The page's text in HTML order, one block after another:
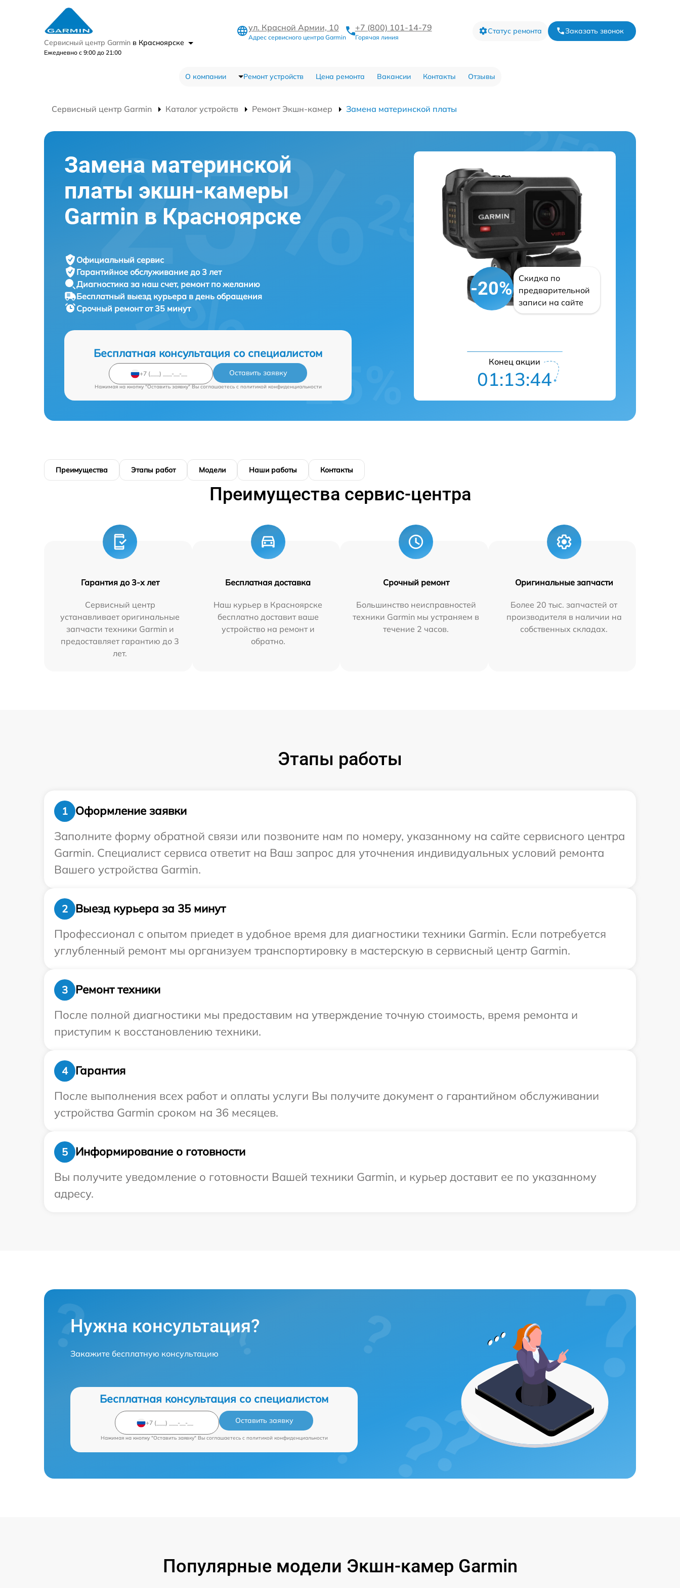
Сервисный центр Garmin в Красноярске
Ежедневно с 9:00 до 21:00
ул. Красной Армии, 10
Адрес сервисного центра Garmin
+7 (800) 101-14-79
Горячая линия
Статус ремонта Заказать звонок
О компании Ремонт устройств Цена ремонта Вакансии Контакты Отзывы
Сервисный центр Garmin Каталог устройств Ремонт Экшн-камер Замена материнской платы
Замена материнской
платы экшн-камеры
Garmin в Красноярске
Официальный сервис
Гарантийное обслуживание до 3 лет
Диагностика за наш счет, ремонт по желанию
Бесплатный выезд курьера в день обращения
Срочный ремонтот 35 минут
Бесплатная консультация со специалистом
Оставить заявку
Нажимая на кнопку "Оставить заявку" Вы соглашаетесь c политикой конфиденциальности
-20%
Скидка по
предварительной
записи на сайте
Конец акции
01:13:43
Преимущества Этапы работ Модели Наши работы Контакты
Преимущества сервис-центра
Гарантия до 3-х лет
Сервисный центр
устанавливает оригинальные
запчасти техники Garmin и
предоставляет гарантию до 3
лет.
Бесплатная доставка
Наш курьер в Красноярске
бесплатно доставит ваше
устройство на ремонт и
обратно.
Срочный ремонт
Большинство неисправностей
техники Garmin мы устраняем в
течение 2 часов.
Оригинальные запчасти
Более 20 тыс. запчастей от
производителя в наличии на
собственных складах.
Этапы работы
1
Оформление заявки
Заполните форму обратной связи или позвоните нам по номеру, указанному на сайте сервисного центра
Garmin. Специалист сервиса ответит на Ваш запрос для уточнения индивидуальных условий ремонта
Вашего устройства Garmin.
2
Выезд курьера за 35 минут
Профессионал с опытом приедет в удобное время для диагностики техники Garmin. Если потребуется
углубленный ремонт мы организуем транспортировку в мастерскую в сервисный центр Garmin.
3
Ремонт техники
После полной диагностики мы предоставим на утверждение точную стоимость, время ремонта и
приступим к восстановлению техники.
4
Гарантия
После выполнения всех работ и оплаты услуги Вы получите документ о гарантийном обслуживании
устройства Garmin сроком на 36 месяцев.
5
Информирование о готовности
Вы получите уведомление о готовности Вашей техники Garmin, и курьер доставит ее по указанному
адресу.
Нужна консультация?
Закажите бесплатную консультацию
Бесплатная консультация со специалистом
Оставить заявку
Нажимая на кнопку "Оставить заявку" Вы соглашаетесь c политикой конфиденциальности
Популярные модели Экшн-камер Garmin